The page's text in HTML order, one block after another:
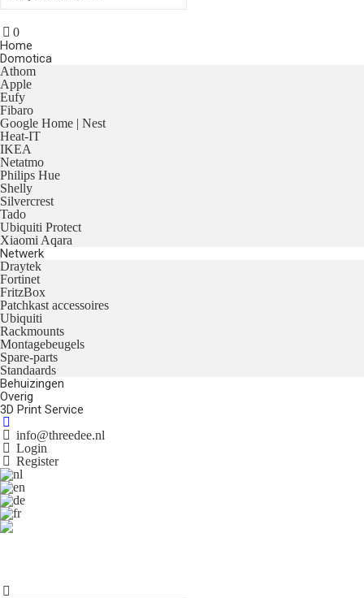
0
Home
Domotica
Athom
Apple
Eufy
Fibaro
Google Home | Nest
Heat-IT
IKEA
Netatmo
Philips Hue
Shelly
Silvercrest
Tado
Ubiquiti Protect
Xiaomi Aqara
Netwerk
Draytek
Fortinet
FritzBox
Patchkast accessoires
Ubiquiti
Rackmounts
Montagebeugels
Spare-parts
Standaards
Behuizingen
Overig
3D Print Service
info@threedee.nl
Login
Register